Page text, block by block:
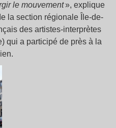
le mouvement», explique
la section régionale Île-de-
des artistes-interprètes
qui a participé de près à la